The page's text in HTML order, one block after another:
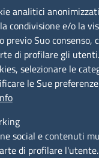
analitici
condivisione e/o la
Suo consenso,
di profilare gli
selezionare le
le Sue
social e contenuti
di profilare l'utente.